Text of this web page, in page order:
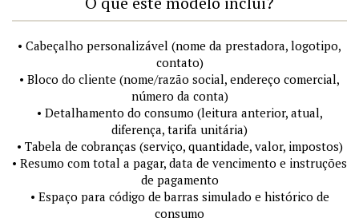
• Cabeçalho personalizável (nome da prestadora, logotipo,
contato)
• Bloco do cliente (nome/razão social, endereço comercial,
número da conta)
• Detalhamento do consumo (leitura anterior, atual,
diferença, tarifa unitária)
• Tabela de cobranças (serviço, quantidade, valor, impostos)
• Resumo com total a pagar, data de vencimento e instruções
de pagamento
• Espaço para código de barras simulado e histórico de
consumo